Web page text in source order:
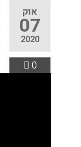
אוק
07
2020
0